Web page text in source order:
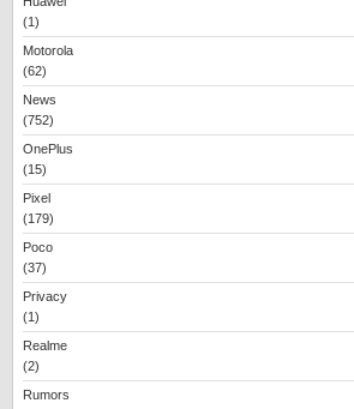
(1)
Motorola
(62)
News
(752)
OnePlus
(15)
Pixel
(179)
Poco
(37)
Privacy
(1)
Realme
(2)
Rumors